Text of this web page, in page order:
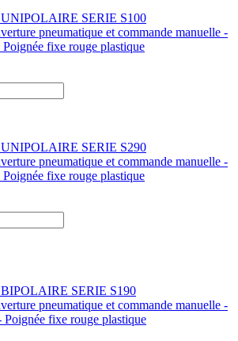
SERIE S100
pneumatique et commande manuelle -
fixe rouge plastique
SERIE S290
pneumatique et commande manuelle -
fixe rouge plastique
SERIE S190
pneumatique et commande manuelle -
fixe rouge plastique